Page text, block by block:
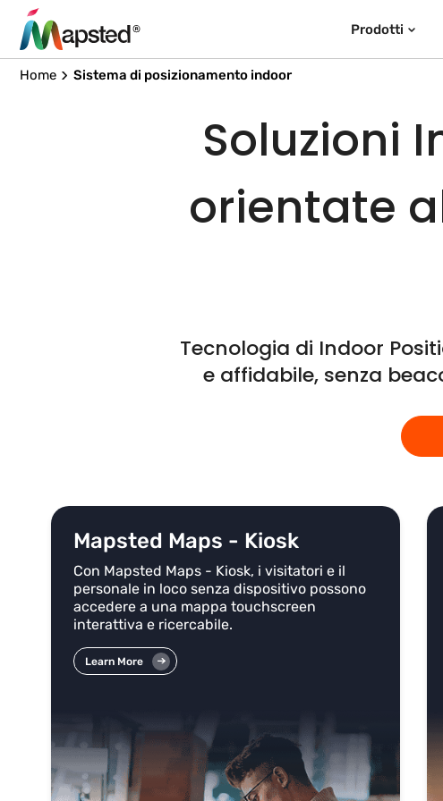
Prodotti
Home Sistema di posizionamento indoor
Soluzioni
orientate
Tecnologia di Indoor
e affidabile, senza
Mapsted Maps - Kiosk
Con Mapsted Maps - Kiosk, i visitatori e il
personale in loco senza dispositivo possono
accedere a una mappa touchscreen
interattiva e ricercabile.
Learn More